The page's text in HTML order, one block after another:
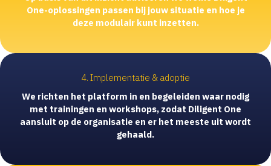
One-oplossingen passen bij jouw situatie en hoe je
deze modulair kunt inzetten.
4. Implementatie & adoptie
We richten het platform in en begeleiden waar nodig
met trainingen en workshops, zodat Diligent One
aansluit op de organisatie en er het meeste uit wordt
gehaald.